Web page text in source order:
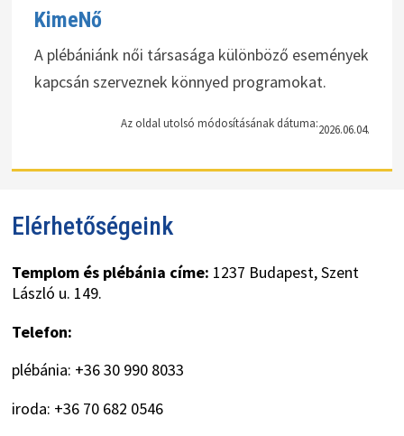
KimeNő
A plébániánk női társasága különböző események
kapcsán szerveznek könnyed programokat.
Az oldal utolsó módosításának dátuma:2026.06.04.
Elérhetőségeink
Templom és plébánia címe: 1237 Budapest, Szent
László u. 149.
Telefon:
plébánia: +36 30 990 8033
iroda: +36 70 682 0546